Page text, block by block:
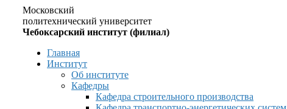
Московский
политехнический университет
Чебоксарский институт (филиал)
Главная
Институт
Об институте
Кафедры
Кафедра строительного производства